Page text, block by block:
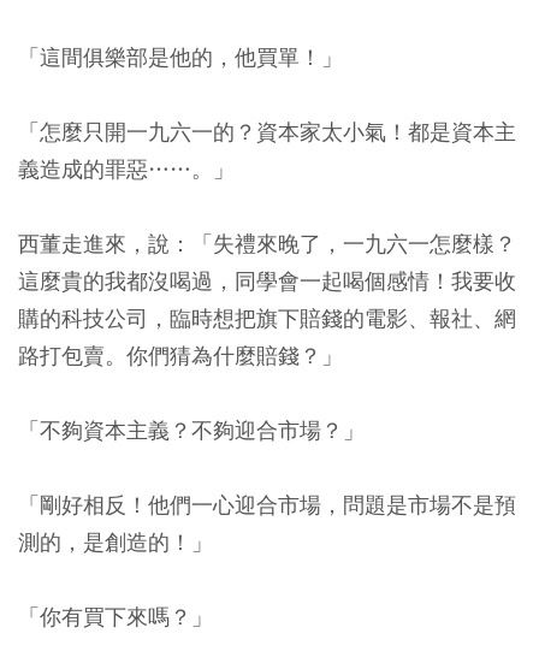
「這間俱樂部是他的，他買單！」
「怎麼只開一九六一的？資本家太小氣！都是資本主
義造成的罪惡……。」
西董走進來，說：「失禮來晚了，一九六一怎麼樣？
這麼貴的我都沒喝過，同學會一起喝個感情！我要收
購的科技公司，臨時想把旗下賠錢的電影、報社、網
路打包賣。你們猜為什麼賠錢？」
「不夠資本主義？不夠迎合市場？」
「剛好相反！他們一心迎合市場，問題是市場不是預
測的，是創造的！」
「你有買下來嗎？」